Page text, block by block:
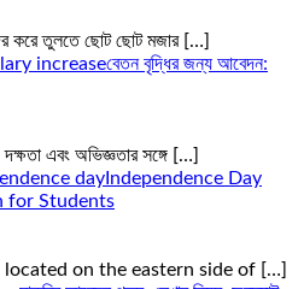
করে তুলতে ছোট ছোট মজার […]
বেতন বৃদ্ধির জন্য আবেদন:
এবং অভিজ্ঞতার সঙ্গে […]
Independence Day
for Students
on the eastern side of […]